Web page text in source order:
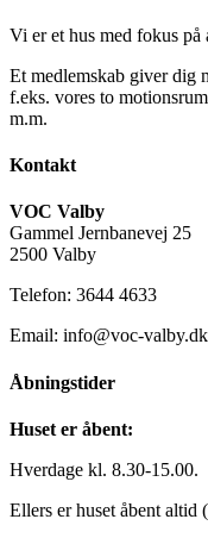
Vi er et hus med fokus
Et medlemskab giver dig
f.eks. vores to
m.m.
Kontakt
VOC Valby
Gammel Jernbanevej 25
2500 Valby
Telefon: 3644 4633
Email: info@voc-valby.dk
Åbningstider
Huset er åbent:
Hverdage kl. 8.30-15.00.
Ellers er huset åbent altid